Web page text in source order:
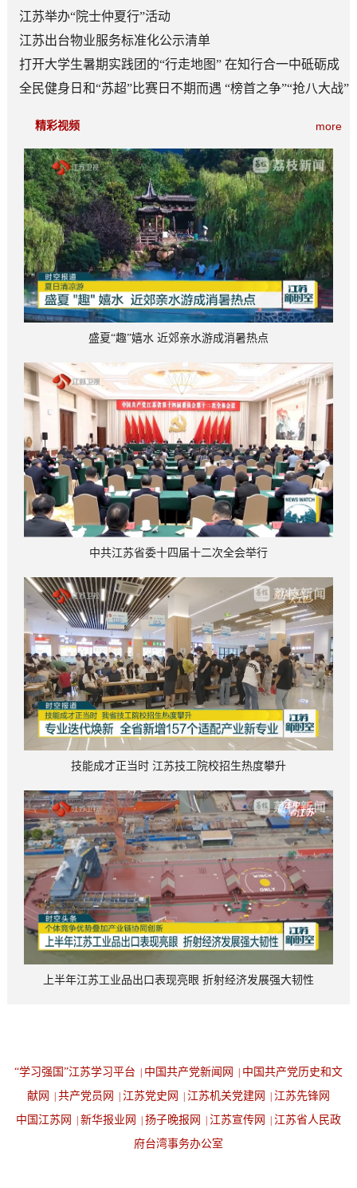
江苏举办“院士仲夏行”活动
江苏出台物业服务标准化公示清单
打开大学生暑期实践团的“行走地图” 在知行合一中砥砺成
长
全民健身日和“苏超”比赛日不期而遇 “榜首之争”“抢八大战”
more
精彩视频
盛夏“趣”嬉水 近郊亲水游成消暑热点
中共江苏省委十四届十二次全会举行
技能成才正当时 江苏技工院校招生热度攀升
上半年江苏工业品出口表现亮眼 折射经济发展强大韧性
“学习强国”江苏学习平台 中国共产党新闻网
中国共产党历史和文
献网
共产党员网 江苏党史网 江苏机关党建网
江苏先锋网
中国江苏网
新华报业网 扬子晚报网 江苏宣传网
江苏省人民政
府台湾事务办公室